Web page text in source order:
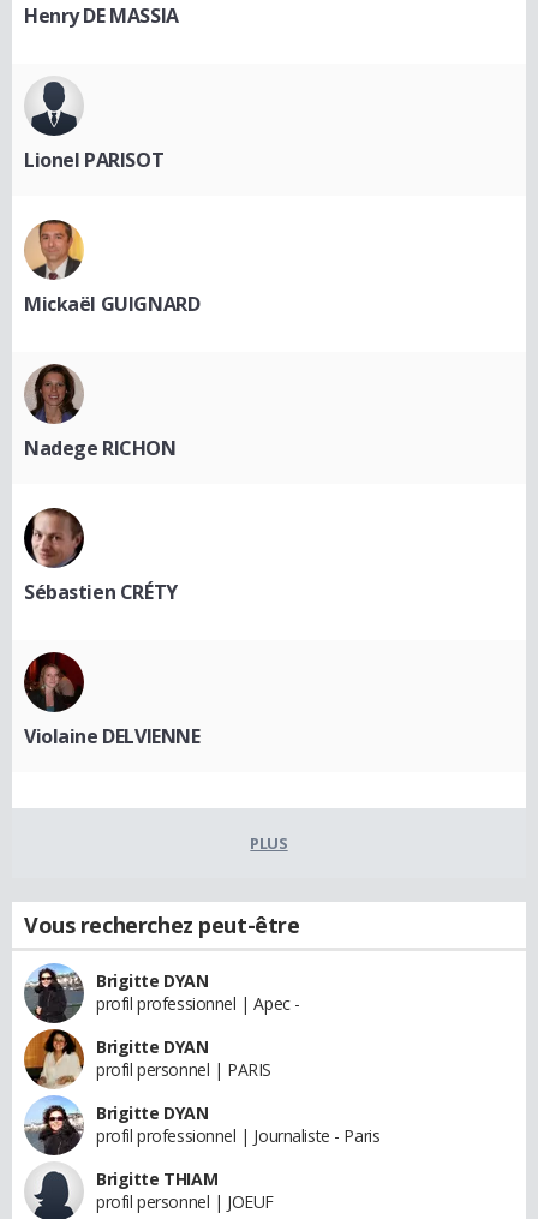
Henry DE MASSIA
Lionel PARISOT
Mickaël GUIGNARD
Nadege RICHON
Sébastien CRÉTY
Violaine DELVIENNE
PLUS
Vous recherchez peut-être
Brigitte DYAN
profil professionnel | Apec -
Brigitte DYAN
profil personnel | PARIS
Brigitte DYAN
profil professionnel | Journaliste - Paris
Brigitte THIAM
profil personnel | JOEUF